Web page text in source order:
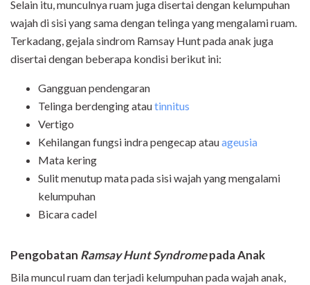
Selain itu, munculnya ruam juga disertai dengan kelumpuhan
wajah di sisi yang sama dengan telinga yang mengalami ruam.
Terkadang, gejala sindrom Ramsay Hunt pada anak juga
disertai dengan beberapa kondisi berikut ini:
Gangguan pendengaran
Telinga berdenging atautinnitus
Vertigo
Kehilangan fungsi indra pengecap atauageusia
Mata kering
Sulit menutup mata pada sisi wajah yang mengalami
kelumpuhan
Bicara cadel
Pengobatan Ramsay HuntSyndromepada Anak
Bila muncul ruam dan terjadi kelumpuhan pada wajah anak,